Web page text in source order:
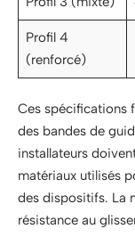
Profil 4
(renforcé)
Ces spécifications
des bandes de
installateurs
matériaux utilisés
des dispositifs. La
résistance au